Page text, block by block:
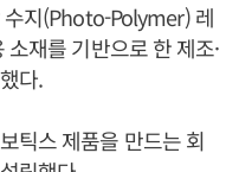
수지(Photo-Polymer) 레
재를 기반으로 한 제조·
다.
틱스 제품을 만드는 회